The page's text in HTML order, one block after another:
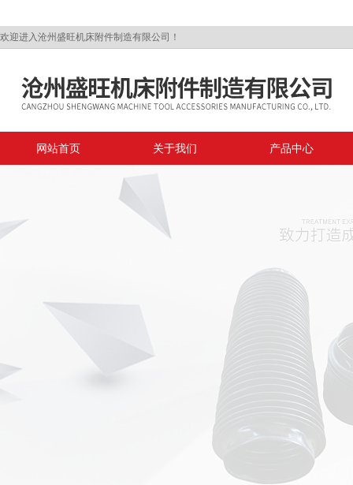
欢迎进入沧州盛旺机床附件制造有限公司！
网站首页 关于我们 产品中心